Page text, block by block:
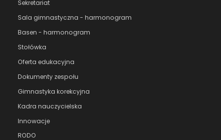
Sekretariat
Sala gimnastyczna - harmonogram
Basen - harmonogram
Stołówka
Oferta edukacyjna
Dokumenty zespołu
Gimnastyka korekcyjna
Kadra nauczycielska
Innowacje
RODO